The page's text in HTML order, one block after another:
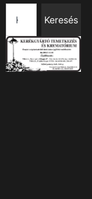
Keresés